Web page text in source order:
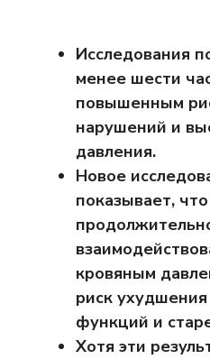
Исследования
менее шести
повышенным
нарушений и
давления.
Новое
показывает,
кровяным
риск
функций и
Хотя эти